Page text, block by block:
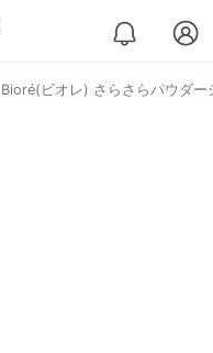
Bioré(ビオレ) さらさらパウダー